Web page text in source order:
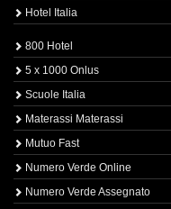
Hotel Italia
800 Hotel
5 x 1000 Onlus
Scuole Italia
Materassi Materassi
Mutuo Fast
Numero Verde Online
Numero Verde Assegnato